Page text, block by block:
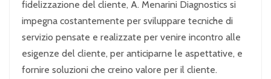
fidelizzazione del cliente, A. Menarini Diagnostics si
impegna costantemente per sviluppare tecniche di
servizio pensate e realizzate per venire incontro alle
esigenze del cliente, per anticiparne le aspettative, e
fornire soluzioni che creino valore per il cliente.